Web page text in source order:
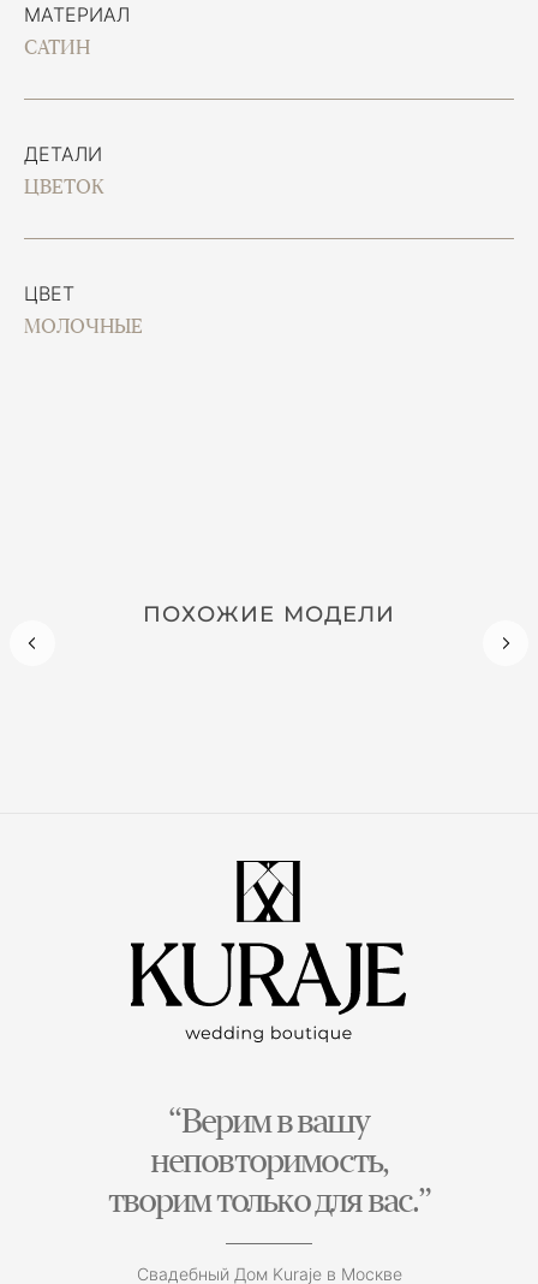
МАТЕРИАЛ
САТИН
ДЕТАЛИ
ЦВЕТОК
ЦВЕТ
МОЛОЧНЫЕ
ПОХОЖИЕ МОДЕЛИ
“Верим в вашу
неповторимость,
творим только для вас.”
Свадебный Дом Kuraje в Москве